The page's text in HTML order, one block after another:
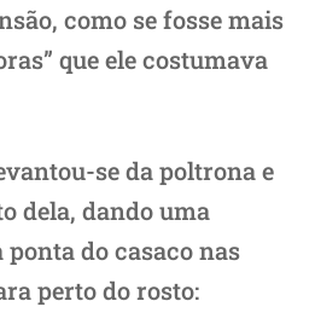
como se fosse mais
que ele costumava
se da poltrona e
dela, dando uma
ponta do casaco nas
perto do rosto: